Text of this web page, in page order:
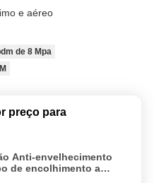
e aéreo
de 8 Mpa
preço para
Anti-envelhecimento
de encolhimento a